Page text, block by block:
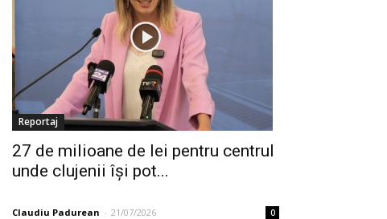
Reportaj
27 de milioane de lei pentru centrul
unde clujenii își pot...
Claudiu Padurean - 21/07/2026 0